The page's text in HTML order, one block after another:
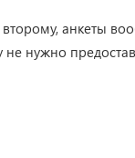
анкеты
нужно